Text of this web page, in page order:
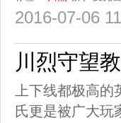
2016-07-06
川烈守望
上下线都极高
氏更是被广大玩